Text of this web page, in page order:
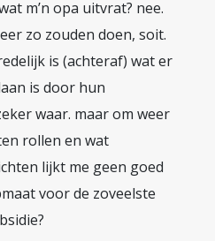
m’n opa uitvrat? nee.
zo zouden doen, soit.
is (achteraf) wat er
is door hun
waar. maar om weer
rollen en wat
lijkt me geen goed
voor de zoveelste